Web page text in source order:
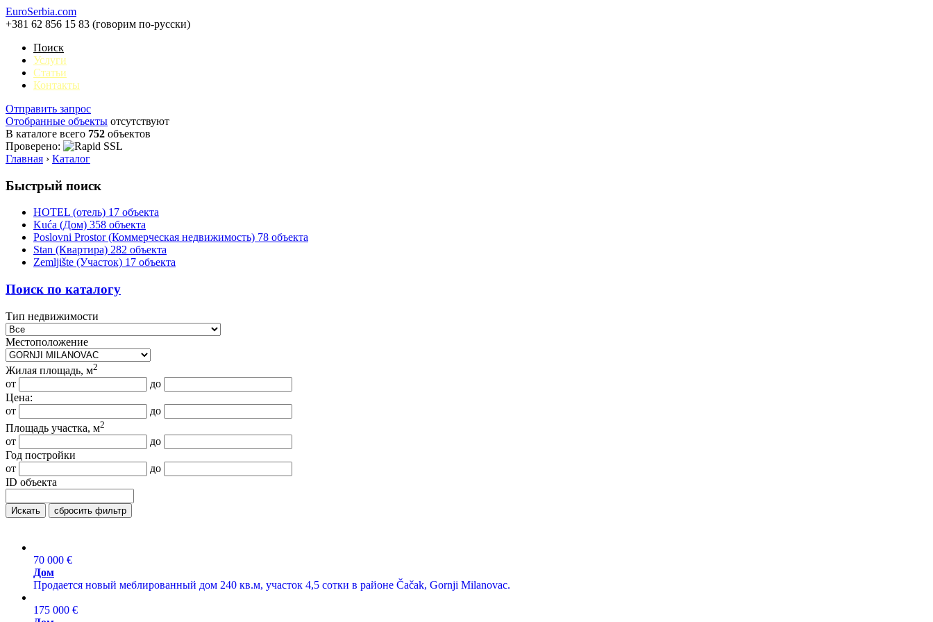
EuroSerbia.com
+381 62 856 15 83 (говорим по-русски)
Поиск
Услуги
Статьи
Контакты
Отправить запрос
Отобранные объекты отсутствуют
В каталоге всего 752 объектов
Проверено:
Главная › Каталог
Быстрый поиск
HOTEL (отель) 17 объекта
Kuća (Дом) 358 объекта
Poslovni Prostor (Коммерческая недвижимость) 78 объекта
Stan (Квартира) 282 объекта
Zemljište (Участок) 17 объекта
Поиск по каталогу
Тип недвижимости
Местоположение
Жилая площадь, м2
от
до
Цена:
от
до
Площадь участка, м2
от
до
Год постройки
от
до
ID объекта
Искать сбросить фильтр
70 000 €
Дом
Продается новый меблированный дом 240 кв.м, участок 4,5 сотки в районе Čačak, Gornji Milanovac.
175 000 €